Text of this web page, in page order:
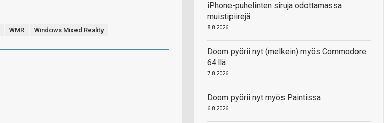
WMR Windows Mixed Reality
iPhone-puhelinten siruja odottamassa
muistipiirejä
8.8.2026
Doom pyörii nyt (melkein) myös Commodore
64:llä
7.8.2026
Doom pyörii nyt myös Paintissa
6.8.2026